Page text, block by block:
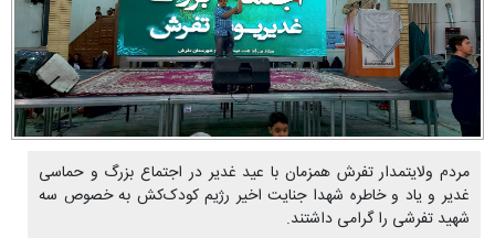
مردم ولایتمدار تفرش همزمان با عید غدیر در اجتماع بزرگ و حماسی
غدیر و یاد و خاطره شهدا جنایت اخیر رژیم کودک‌کش به خصوص سه
شهید تفرشی را گرامی داشتند.